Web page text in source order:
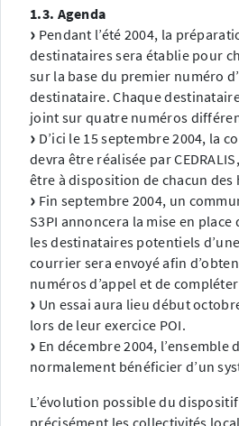
1.3. Agenda
Pendant l’été 2004, la
destinataires sera établie pour
sur la base du premier numéro
destinataire. Chaque
joint sur quatre numéros
D’ici le 15 septembre 2004, la
devra être réalisée par
être à disposition de chacun des
Fin septembre 2004, un
S3PI annoncera la mise en
les destinataires potentiels
courrier sera envoyé afin
numéros d’appel et de
Un essai aura lieu début
lors de leur exercice POI.
En décembre 2004, l’ensemble
normalement bénéficier d’un
L’évolution possible du